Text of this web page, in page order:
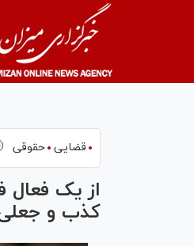
قضایی حقوقی
از یک فعال
کذب و